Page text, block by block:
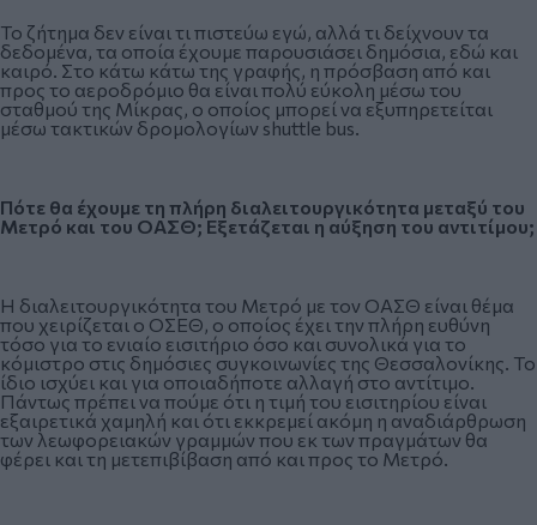
Το ζήτημα δεν είναι τι πιστεύω εγώ, αλλά τι δείχνουν τα
δεδομένα, τα οποία έχουμε παρουσιάσει δημόσια, εδώ και
καιρό. Στο κάτω κάτω της γραφής, η πρόσβαση από και
προς το αεροδρόμιο θα είναι πολύ εύκολη μέσω του
σταθμού της Μίκρας, ο οποίος μπορεί να εξυπηρετείται
μέσω τακτικών δρομολογίων shuttle bus.
Πότε θα έχουμε τη πλήρη διαλειτουργικότητα μεταξύ του
Μετρό και του ΟΑΣΘ; Εξετάζεται η αύξηση του αντιτίμου;
Η διαλειτουργικότητα του Μετρό με τον ΟΑΣΘ είναι θέμα
που χειρίζεται ο ΟΣΕΘ, ο οποίος έχει την πλήρη ευθύνη
τόσο για το ενιαίο εισιτήριο όσο και συνολικά για το
κόμιστρο στις δημόσιες συγκοινωνίες της Θεσσαλονίκης. Το
ίδιο ισχύει και για οποιαδήποτε αλλαγή στο αντίτιμο.
Πάντως πρέπει να πούμε ότι η τιμή του εισιτηρίου είναι
εξαιρετικά χαμηλή και ότι εκκρεμεί ακόμη η αναδιάρθρωση
των λεωφορειακών γραμμών που εκ των πραγμάτων θα
φέρει και τη μετεπιβίβαση από και προς το Μετρό.